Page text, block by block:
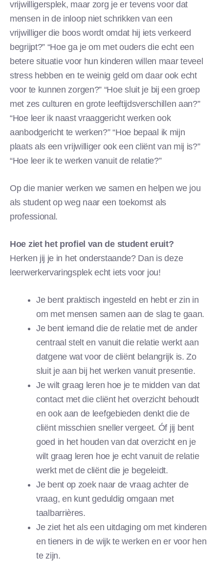
vrijwilligersplek, maar zorg je er tevens voor dat
mensen in de inloop niet schrikken van een
vrijwilliger die boos wordt omdat hij iets verkeerd
begrijpt?” “Hoe ga je om met ouders die echt een
betere situatie voor hun kinderen willen maar teveel
stress hebben en te weinig geld om daar ook echt
voor te kunnen zorgen?” “Hoe sluit je bij een groep
met zes culturen en grote leeftijdsverschillen aan?”
“Hoe leer ik naast vraaggericht werken ook
aanbodgericht te werken?” “Hoe bepaal ik mijn
plaats als een vrijwilliger ook een cliënt van mij is?”
“Hoe leer ik te werken vanuit de relatie?”
Op die manier werken we samen en helpen we jou
als student op weg naar een toekomst als
professional.
Hoe ziet het profiel van de student eruit?
Herken jij je in het onderstaande? Dan is deze
leerwerkervaringsplek echt iets voor jou!
Je bent praktisch ingesteld en hebt er zin in
om met mensen samen aan de slag te gaan.
Je bent iemand die de relatie met de ander
centraal stelt en vanuit die relatie werkt aan
datgene wat voor de cliënt belangrijk is. Zo
sluit je aan bij het werken vanuit presentie.
Je wilt graag leren hoe je te midden van dat
contact met die cliënt het overzicht behoudt
en ook aan de leefgebieden denkt die de
cliënt misschien sneller vergeet. Óf jij bent
goed in het houden van dat overzicht en je
wilt graag leren hoe je echt vanuit de relatie
werkt met de cliënt die je begeleidt.
Je bent op zoek naar de vraag achter de
vraag, en kunt geduldig omgaan met
taalbarrières.
Je ziet het als een uitdaging om met kinderen
en tieners in de wijk te werken en er voor hen
te zijn.